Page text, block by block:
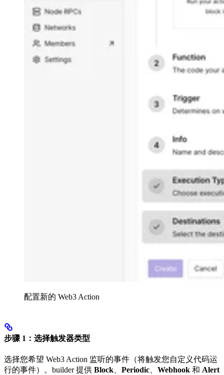
配置新的 Web3 Action
步骤 1：选择触发器类型
选择您希望 Web3 Action 监听的事件（将触发您自定义代码运
行的事件）。builder 提供 Block Periodic Webhook 和 Alert